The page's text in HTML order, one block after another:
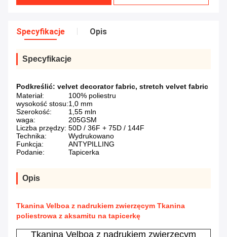
Specyfikacje Opis
Specyfikacje
Podkreślić: velvet decorator fabric, stretch velvet fabric
Materiał:
100% poliestru
wysokość stosu:1,0 mm
Szerokość:
1,55 mln
waga:
205GSM
Liczba przędzy: 50D / 36F + 75D / 144F
Technika:
Wydrukowano
Funkcja:
ANTYPILLING
Podanie:
Tapicerka
Opis
Tkanina Velboa z nadrukiem zwierzęcym Tkanina
poliestrowa z aksamitu na tapicerkę
Tkanina Velboa z nadrukiem zwierzęcym